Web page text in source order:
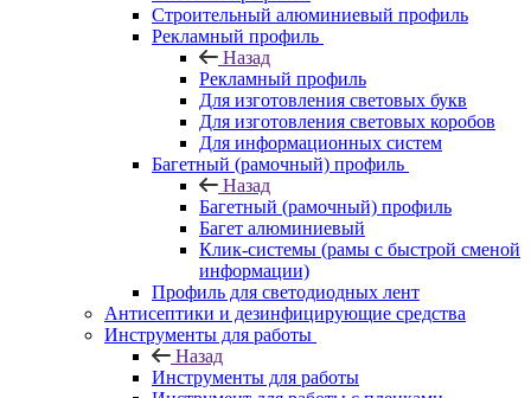
Строительный алюминиевый профиль
Рекламный профиль
Назад
Рекламный профиль
Для изготовления световых букв
Для изготовления световых коробов
Для информационных систем
Багетный (рамочный) профиль
Назад
Багетный (рамочный) профиль
Багет алюминиевый
Клик-системы (рамы с быстрой сменой
информации)
Профиль для светодиодных лент
Антисептики и дезинфицирующие средства
Инструменты для работы
Назад
Инструменты для работы